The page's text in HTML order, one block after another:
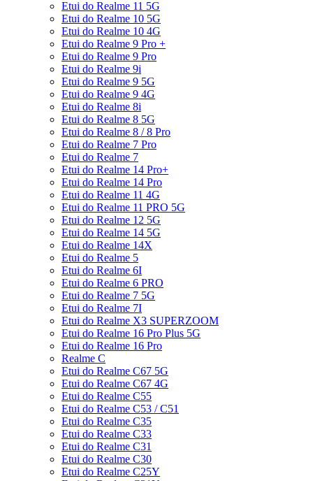
Etui do Realme 11 5G
Etui do Realme 10 5G
Etui do Realme 10 4G
Etui do Realme 9 Pro +
Etui do Realme 9 Pro
Etui do Realme 9i
Etui do Realme 9 5G
Etui do Realme 9 4G
Etui do Realme 8i
Etui do Realme 8 5G
Etui do Realme 8 / 8 Pro
Etui do Realme 7 Pro
Etui do Realme 7
Etui do Realme 14 Pro+
Etui do Realme 14 Pro
Etui do Realme 11 4G
Etui do Realme 11 PRO 5G
Etui do Realme 12 5G
Etui do Realme 14 5G
Etui do Realme 14X
Etui do Realme 5
Etui do Realme 6I
Etui do Realme 6 PRO
Etui do Realme 7 5G
Etui do Realme 7I
Etui do Realme X3 SUPERZOOM
Etui do Realme 16 Pro Plus 5G
Etui do Realme 16 Pro
Realme C
Etui do Realme C67 5G
Etui do Realme C67 4G
Etui do Realme C55
Etui do Realme C53 / C51
Etui do Realme C35
Etui do Realme C33
Etui do Realme C31
Etui do Realme C30
Etui do Realme C25Y